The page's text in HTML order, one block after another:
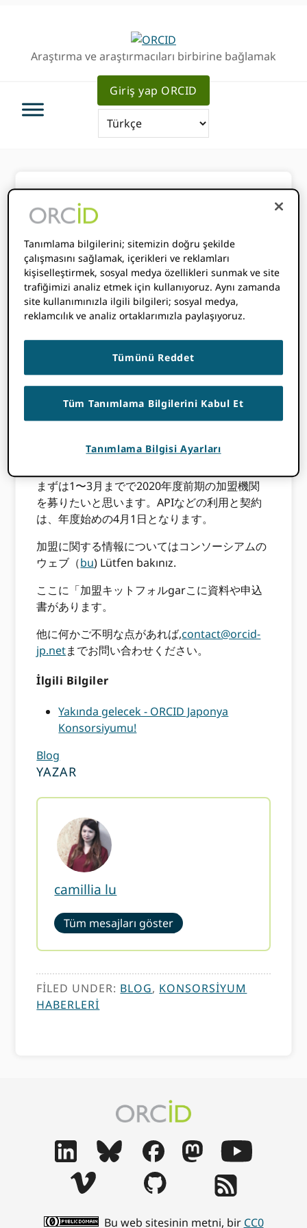
Araştırma ve araştırmacıları birbirine bağlamak
Giriş yap ORCID
Bu bir gerçek
mi?
ŞUBAT 7, 2020BYCAMILLIA LU
gönderide yer alan bilgiler yanlış olabilir.
[avatar user=”Camillia Lu” size=”thumbnail”
ORCID2020 Haziran 1'de ICT'nin
yenilenmesiEKSENLERbu bir gerçektir.
まずは1〜3月までで2020年度前期の加盟機関
を募りたいと思います。APIなどの利用と契約
は、年度始めの4月1日となります。
加盟に関する情報についてはコンソーシアムの
ウェブ（bu) Lütfen bakınız.
ここに「加盟キットフォルgarこに資料や申込
書があります。
他に何かご不明な点があれば,contact@orcid-
jp.netまでお問い合わせください。
İlgili Bilgiler
Yakında gelecek - ORCID Japonya
Konsorsiyumu!
Blog
YAZAR
camillia lu
Tüm mesajları göster
FILED UNDER: BLOG, KONSORSIYUM
HABERLERI
Bu web sitesinin metni, bir CC0
Tanımlama bilgilerini; sitemizin doğru şekilde
çalışmasını sağlamak, içerikleri ve reklamları
kişiselleştirmek, sosyal medya özellikleri sunmak ve site
trafiğimizi analiz etmek için kullanıyoruz. Aynı zamanda
site kullanımınızla ilgili bilgileri; sosyal medya,
reklamcılık ve analiz ortaklarımızla paylaşıyoruz.
Tümünü Reddet
Tüm Tanımlama Bilgilerini Kabul Et
Tanımlama Bilgisi Ayarları